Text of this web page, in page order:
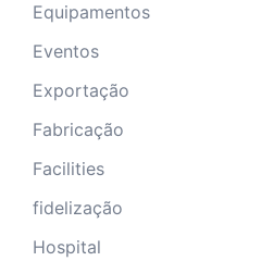
Equipamentos
Eventos
Exportação
Fabricação
Facilities
fidelização
Hospital